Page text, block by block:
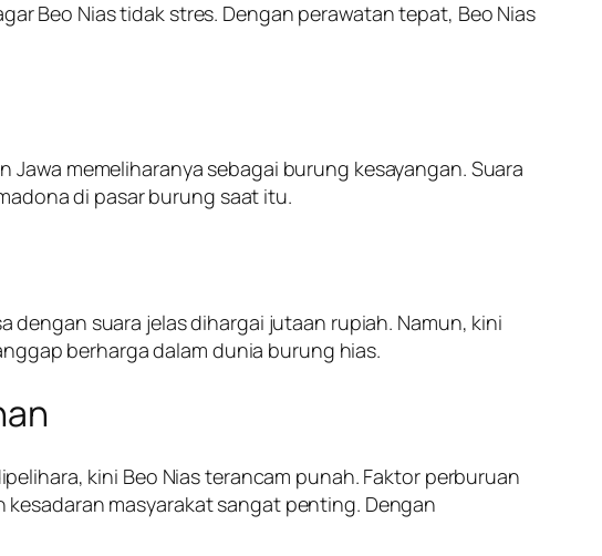
Beo Nias tidak stres. Dengan perawatan tepat, Beo Nias
memeliharanya sebagai burung kesayangan. Suara
di pasar burung saat itu.
dengan suara jelas dihargai jutaan rupiah. Namun, kini
berharga dalam dunia burung hias.
kini Beo Nias terancam punah. Faktor perburuan
masyarakat sangat penting. Dengan